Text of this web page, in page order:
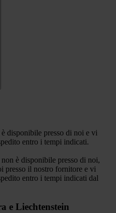
disponibile presso di noi e vi
entro i tempi indicati.
è disponibile presso di noi,
presso il nostro fornitore e vi
entro i tempi indicati dal
e Liechtenstein